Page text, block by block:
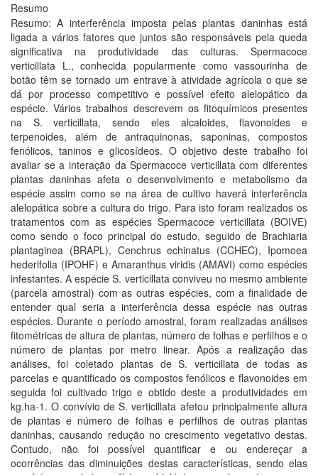
Resumo
Resumo: A interferência imposta pelas plantas daninhas está
ligada a vários fatores que juntos são responsáveis pela queda
significativa na produtividade das culturas. Spermacoce
verticillata L., conhecida popularmente como vassourinha de
botão têm se tornado um entrave à atividade agrícola o que se
dá por processo competitivo e possível efeito alelopático da
espécie. Vários trabalhos descrevem os fitoquímicos presentes
na S. verticillata, sendo eles alcaloides, flavonoides e
terpenoides, além de antraquinonas, saponinas, compostos
fenólicos, taninos e glicosídeos. O objetivo deste trabalho foi
avaliar se a interação da Spermacoce verticillata com diferentes
plantas daninhas afeta o desenvolvimento e metabolismo da
espécie assim como se na área de cultivo haverá interferência
alelopática sobre a cultura do trigo. Para isto foram realizados os
tratamentos com as espécies Spermacoce verticillata (BOIVE)
como sendo o foco principal do estudo, seguido de Brachiaria
plantaginea (BRAPL), Cenchrus echinatus (CCHEC), Ipomoea
hederifolia (IPOHF) e Amaranthus viridis (AMAVI) como espécies
infestantes. A espécie S. verticillata conviveu no mesmo ambiente
(parcela amostral) com as outras espécies, com a finalidade de
entender qual seria a interferência dessa espécie nas outras
espécies. Durante o período amostral, foram realizadas análises
fitométricas de altura de plantas, número de folhas e perfilhos e o
número de plantas por metro linear. Após a realização das
análises, foi coletado plantas de S. verticillata de todas as
parcelas e quantificado os compostos fenólicos e flavonoides em
seguida foi cultivado trigo e obtido deste a produtividades em
kg.ha-1. O convívio de S. verticillata afetou principalmente altura
de plantas e número de folhas e perfilhos de outras plantas
daninhas, causando redução no crescimento vegetativo destas.
Contudo, não foi possível quantificar e ou endereçar a
ocorrências das diminuições destas características, sendo elas